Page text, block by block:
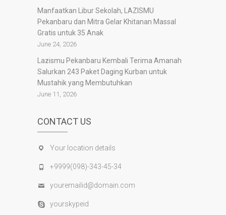
Manfaatkan Libur Sekolah, LAZISMU
Pekanbaru dan Mitra Gelar Khitanan Massal
Gratis untuk 35 Anak
June 24, 2026
Lazismu Pekanbaru Kembali Terima Amanah
Salurkan 243 Paket Daging Kurban untuk
Mustahik yang Membutuhkan
June 11, 2026
CONTACT US
Your location details
+9999(098)-343-45-34
youremailid@domain.com
yourskypeid